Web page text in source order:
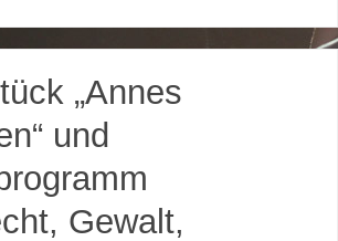
„Annes
und
Gewalt,